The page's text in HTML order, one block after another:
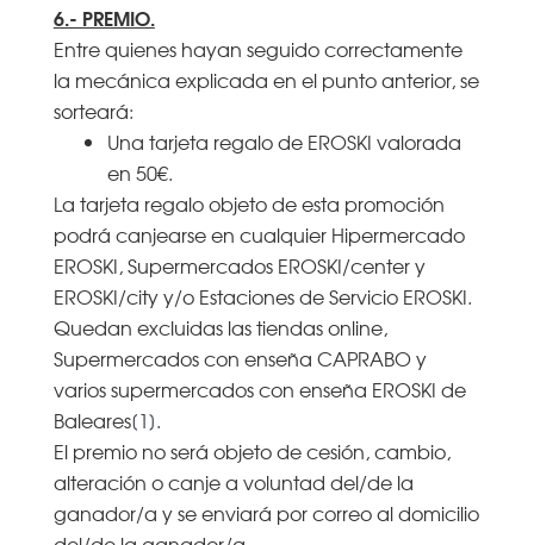
6.- PREMIO.
Entre quienes hayan seguido correctamente
la mecánica explicada en el punto anterior, se
sorteará:
Una tarjeta regalo de EROSKI valorada
en 50€.
La tarjeta regalo objeto de esta promoción
podrá canjearse en cualquier Hipermercado
EROSKI, Supermercados EROSKI/center y
EROSKI/city y/o Estaciones de Servicio EROSKI.
Quedan excluidas las tiendas online,
Supermercados con enseña CAPRABO y
varios supermercados con enseña EROSKI de
Baleares[1].
El premio no será objeto de cesión, cambio,
alteración o canje a voluntad del/de la
ganador/a y se enviará por correo al domicilio